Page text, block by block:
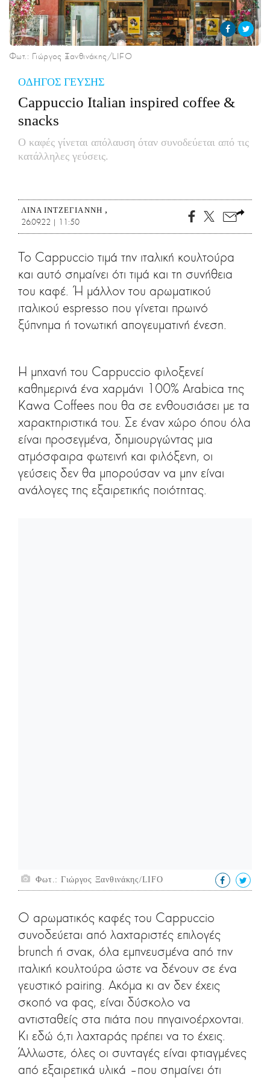
CITY GUIDE
ΑΜΠΑ
PRINT
ΟΔΗΓΟΣ ΓΕΥΣΗΣ
Cappuccio Italian inspired coffee &
snacks
Ο καφές γίνεται απόλαυση όταν συνοδεύεται από τις
κατάλληλες γεύσεις.
Φωτ.: Γιώργος Ξανθινάκης/LIFO
ΛΊΝΑ ΙΝΤΖΕΓΙΆΝΝΗ
26.09.22 | 11:50
Το Cappuccio τιμά την ιταλική κουλτούρα
και αυτό σημαίνει ότι τιμά και τη συνήθεια
του καφέ. Ή μάλλον του αρωματικού
ιταλικού espresso που γίνεται πρωινό
ξύπνημα ή τονωτική απογευματινή ένεση.
Η μηχανή του Cappuccio φιλοξενεί
καθημερινά ένα χαρμάνι 100% Arabica της
Kawa Coffees που θα σε ενθουσιάσει με τα
χαρακτηριστικά του. Σε έναν χώρο όπου όλα
είναι προσεγμένα, δημιουργώντας μια
ατμόσφαιρα φωτεινή και φιλόξενη, οι
γεύσεις δεν θα μπορούσαν να μην είναι
ανάλογες της εξαιρετικής ποιότητας.
Φωτ.: Γιώργος Ξανθινάκης/LIFO
Ο αρωματικός καφές του Cappuccio
συνοδεύεται από λαχταριστές επιλογές
brunch ή σνακ, όλα εμπνευσμένα από την
ιταλική κουλτούρα ώστε να δένουν σε ένα
γευστικό pairing. Ακόμα κι αν δεν έχεις
σκοπό να φας, είναι δύσκολο να
αντισταθείς στα πιάτα που πηγαινοέρχονται.
Κι εδώ ό,τι λαχταράς πρέπει να το έχεις.
Άλλωστε, όλες οι συνταγές είναι φτιαγμένες
από εξαιρετικά υλικά –που σημαίνει ότι